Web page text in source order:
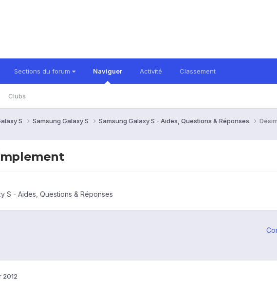
Sections du forum Naviguer
Clubs
Activité Classement
S Samsung Galaxy S Samsung Galaxy S - Aides, Questions & Réponses
S - Aides, Questions & Réponses
2012